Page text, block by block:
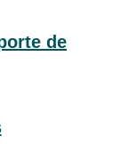
de